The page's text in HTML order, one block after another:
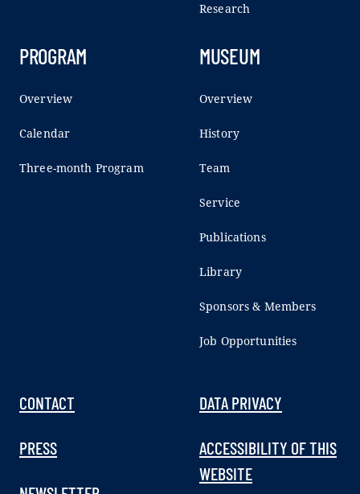
Research
PROGRAM
Overview
Calendar
Three-month Program
MUSEUM
Overview
History
Team
Service
Publications
Library
Sponsors & Members
Job Opportunities
CONTACT
PRESS
DATA PRIVACY
ACCESSIBILITY OF THIS
WEBSITE